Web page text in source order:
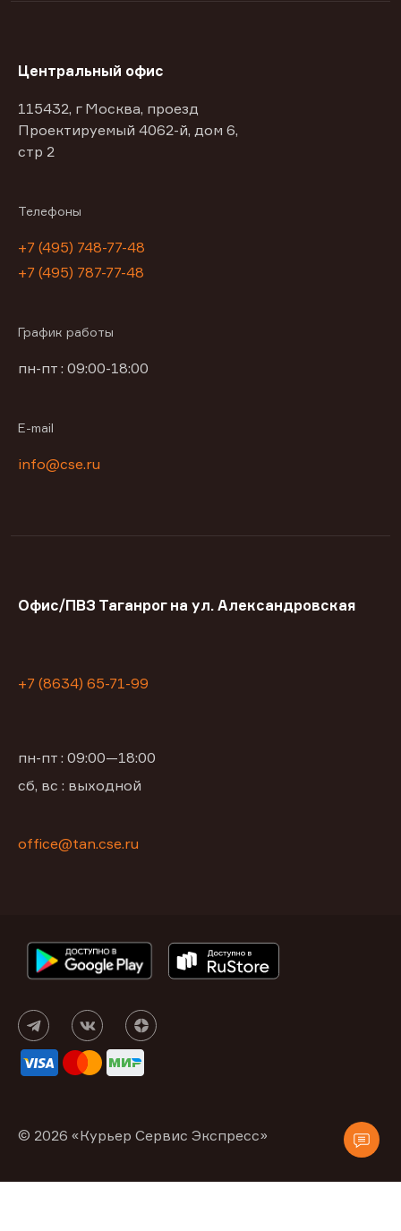
Центральный офис
115432, г Москва, проезд
Проектируемый 4062-й, дом 6,
стр 2
Телефоны
+7 (495) 748-77-48
+7 (495) 787-77-48
График работы
пн-пт : 09:00-18:00
E-mail
info@cse.ru
Офис/ПВЗ Таганрог на ул. Александровская
+7 (8634) 65-71-99
пн-пт : 09:00—18:00
сб, вс : выходной
office@tan.cse.ru
© 2026 «Курьер Сервис Экспресс»